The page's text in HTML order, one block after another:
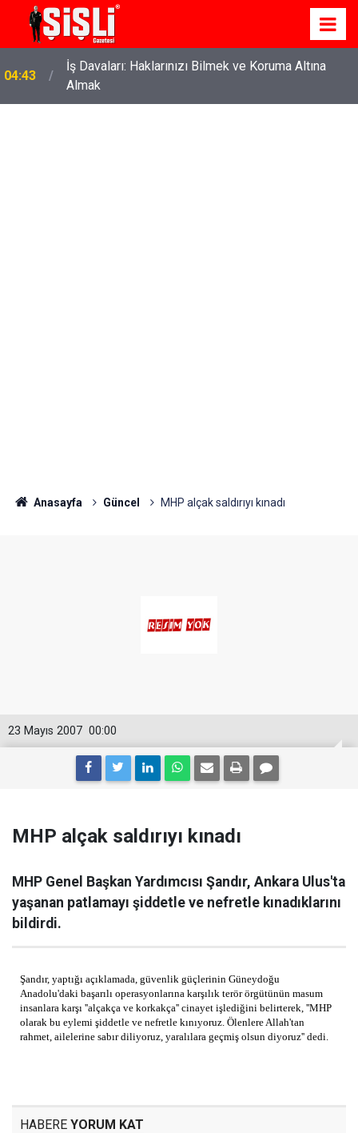
04:43
İş Davaları: Haklarınızı Bilmek ve Koruma Altına
Almak
Anasayfa Güncel MHP alçak saldırıyı kınadı
00:00
23 Mayıs 2007
MHP alçak saldırıyı kınadı
MHP Genel Başkan Yardımcısı Şandır, Ankara Ulus'ta
yaşanan patlamayı şiddetle ve nefretle kınadıklarını
bildirdi.
Şandır, yaptığı açıklamada, güvenlik güçlerinin Güneydoğu
Anadolu'daki başarılı operasyonlarına karşılık terör örgütünün masum
insanlara karşı ''alçakça ve korkakça'' cinayet işlediğini belirterek, ''MHP
olarak bu eylemi şiddetle ve nefretle kınıyoruz. Ölenlere Allah'tan
rahmet, ailelerine sabır diliyoruz, yaralılara geçmiş olsun diyoruz'' dedi.
HABERE YORUM KAT